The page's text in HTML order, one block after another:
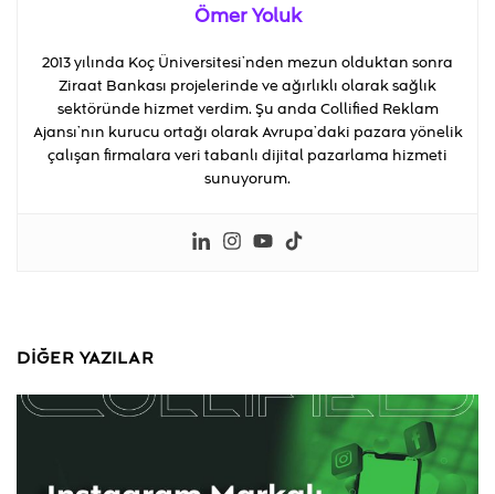
Ömer Yoluk
2013 yılında Koç Üniversitesi’nden mezun olduktan sonra
Ziraat Bankası projelerinde ve ağırlıklı olarak sağlık
sektöründe hizmet verdim. Şu anda Collified Reklam
Ajansı’nın kurucu ortağı olarak Avrupa’daki pazara yönelik
çalışan firmalara veri tabanlı dijital pazarlama hizmeti
sunuyorum.
DIĞER YAZILAR